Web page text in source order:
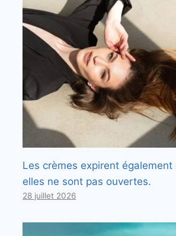
Les crèmes expirent également
elles ne sont pas ouvertes.
28 juillet 2026